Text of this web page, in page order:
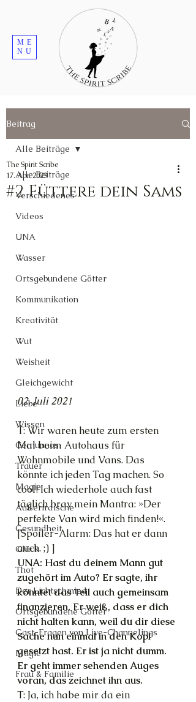
ME
NU
Beitrag
Alle Beiträge
Verschiedenes
Videos
UNA
Wasser
Ortsgebundene Götter
Kommunikation
Kreativität
Wut
Weisheit
Gleichgewicht
Liebe
Wissen
Cernunnos
Trauer
Magie
Außerirdische
Gesundheit
Glück
Thot
Der Lichtschmied
Ortsgebundene Götter
Gast-Fragen von Live-Channelings
Magie
Frau & Familie
Alle Beiträge
#2 Füttere dein Sams
The Spirit Scribe
17. Apr. 2023
02. Juli 2021
T: Wir waren heute zum ersten
Mal beim Autohaus für
Wohnmobile und Vans. Das
könnte ich jeden Tag machen. So
cool! Ich wiederhole auch fast
täglich brav mein Mantra: »Der
perfekte Van wird mich finden!«.
[Spoiler-Alarm: Das hat er dann
auch. ;) ]
UNA: Hast du deinem Mann gut
zugehört im Auto? Er sagte, ihr
könntet das Teil auch gemeinsam
finanzieren. Er weiß, dass er dich
nicht halten kann, weil du dir diese
Sache nun einmal in den Kopf
gesetzt hast. Er ist ja nicht dumm.
Er geht immer sehenden Auges
voran, das zeichnet ihn aus.
T: Ja, ich habe mir da ein